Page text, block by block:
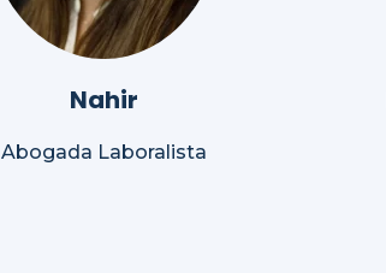
Nahir
Abogada Laboralista